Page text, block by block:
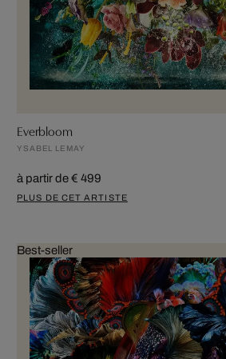
Everbloom
YSABEL LEMAY
à partir de € 499
PLUS DE CET ARTISTE
Best-seller